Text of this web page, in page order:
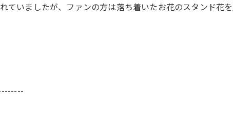
ていましたが、ファンの方は落ち着いたお花のスタンド花